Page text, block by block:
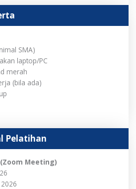
SMA)
laptop/PC
merah
(bila ada)
Pelatihan
Meeting)